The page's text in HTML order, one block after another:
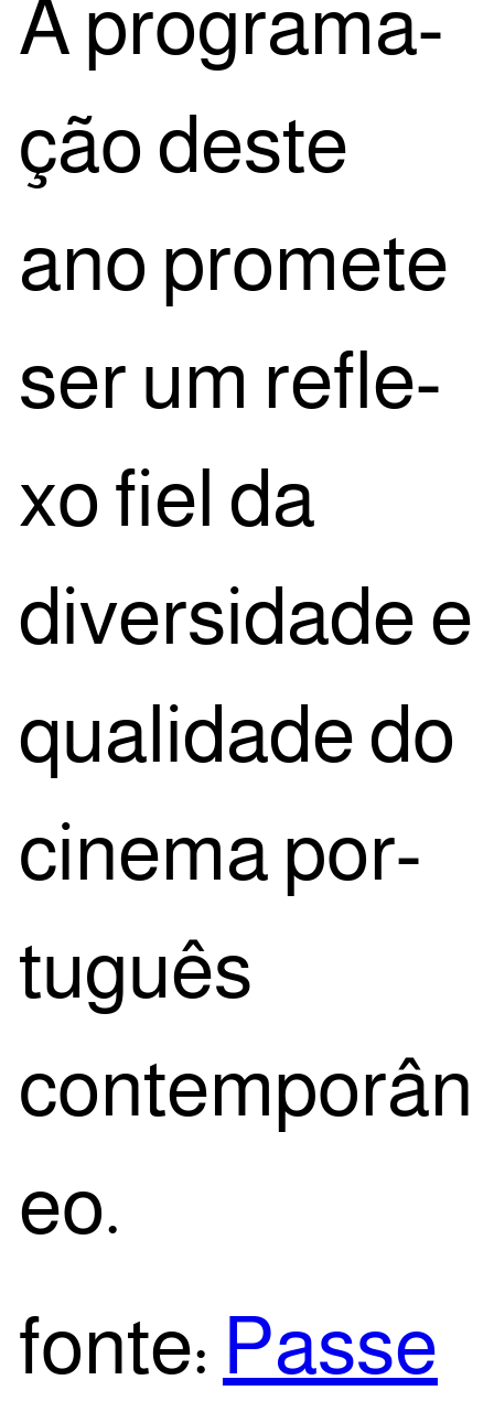
A pro­gra­ma­
ção des­te
ano pro­me­te
ser um refle­
xo fiel da
diver­si­da­de e
qua­li­da­de do
cine­ma por­
tu­guês
contemporân
eo.
fon­te: Pas­se